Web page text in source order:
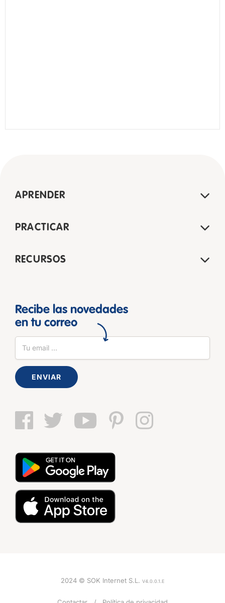
APRENDER
PRACTICAR
RECURSOS
Recibe las novedades
en tu correo
ENVIAR
2024 © SOK Internet S.L. V4.0.0.1.E